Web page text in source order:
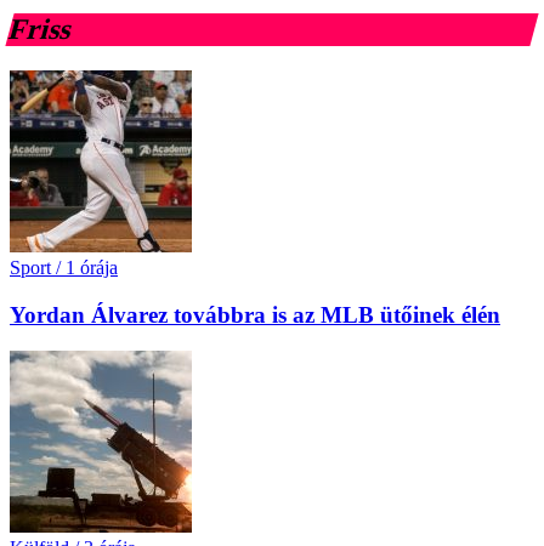
Friss
Sport / 1 órája
Yordan Álvarez továbbra is az MLB ütőinek élén